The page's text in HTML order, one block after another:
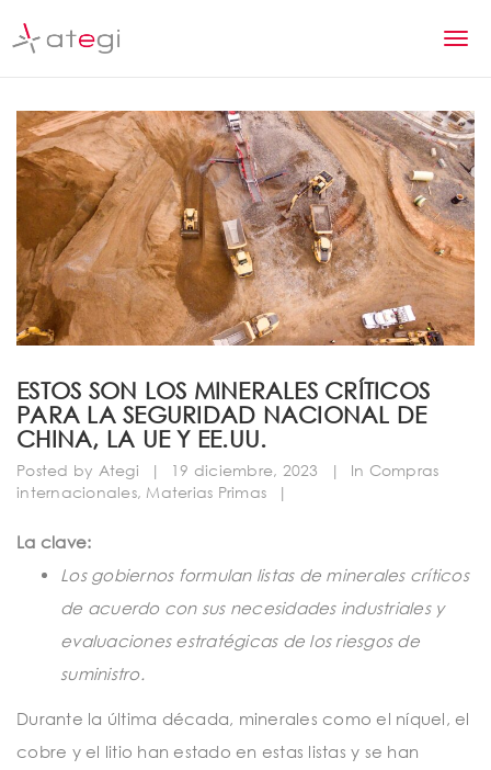
T
g
g
l
e
n
a
v
o
ESTOS SON LOS MINERALES CRÍTICOS
PARA LA SEGURIDAD NACIONAL DE
CHINA, LA UE Y EE.UU.
Posted by Ategi | 19 diciembre, 2023 | In Compras
internacionales, Materias Primas |
La clave:
Los gobiernos formulan listas de minerales críticos
de acuerdo con sus necesidades industriales y
evaluaciones estratégicas de los riesgos de
suministro.
Durante la última década, minerales como el níquel, el
cobre y el litio han estado en estas listas y se han